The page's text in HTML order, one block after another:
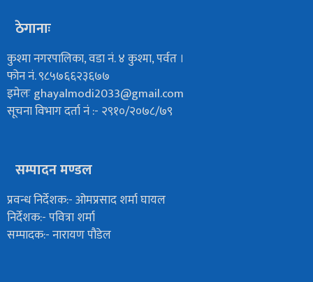
ठेगानाः
कुश्मा नगरपालिका, वडा नं. ४ कुश्मा, पर्वत ।
फोन नं. ९८५७६६२३६७७
इमेलःghayalmodi2033@gmail.com
सूचना विभाग दर्ता नं :- २९१०/२०७८/७९
सम्पादन मण्डल
प्रवन्ध निर्देशक:- ओमप्रसाद शर्मा घायल
निर्देशक:- पवित्रा शर्मा
सम्पादक:- नारायण पौडेल